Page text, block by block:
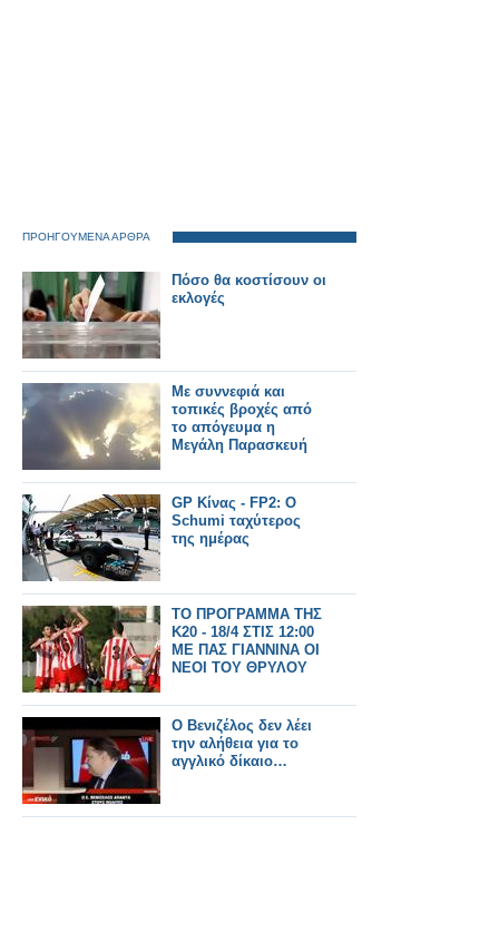
ΠΡΟΗΓΟΥΜΕΝΑ ΑΡΘΡΑ
Πόσο θα κοστίσουν οι
εκλογές
Με συννεφιά και
τοπικές βροχές από
το απόγευμα η
Μεγάλη Παρασκευή
GP Κίνας - FP2: O
Schumi ταχύτερος
της ημέρας
ΤΟ ΠΡΟΓΡΑΜΜΑ ΤΗΣ
Κ20 - 18/4 ΣΤΙΣ 12:00
ΜΕ ΠΑΣ ΓΙΑΝΝΙΝΑ ΟΙ
ΝΕΟΙ ΤΟΥ ΘΡΥΛΟΥ
Ο Βενιζέλος δεν λέει
την αλήθεια για το
αγγλικό δίκαιο…